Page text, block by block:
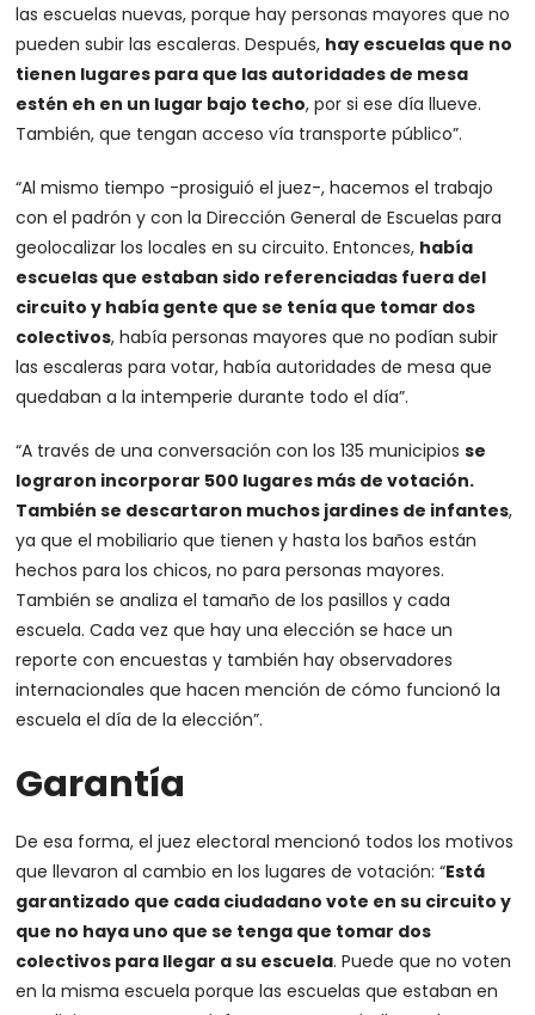
las escuelas nuevas, porque hay personas mayores que no
pueden subir las escaleras. Después, hay escuelas que no
tienen lugares para que las autoridades de mesa
estén eh en un lugar bajo techo, por si ese día llueve.
También, que tengan acceso vía transporte público”.
“Al mismo tiempo -prosiguió el juez-, hacemos el trabajo
con el padrón y con la Dirección General de Escuelas para
geolocalizar los locales en su circuito. Entonces, había
escuelas que estaban sido referenciadas fuera del
circuito y había gente que se tenía que tomar dos
colectivos, había personas mayores que no podían subir
las escaleras para votar, había autoridades de mesa que
quedaban a la intemperie durante todo el día”.
“A través de una conversación con los 135 municipiosse
lograron incorporar 500 lugares más de votación.
También se descartaron muchos jardines de infantes,
ya que el mobiliario que tienen y hasta los baños están
hechos para los chicos, no para personas mayores.
También se analiza el tamaño de los pasillos y cada
escuela. Cada vez que hay una elección se hace un
reporte con encuestas y también hay observadores
internacionales que hacen mención de cómo funcionó la
escuela el día de la elección”.
Garantía
De esa forma, el juez electoral mencionó todos los motivos
que llevaron al cambio en los lugares de votación: “Está
garantizado que cada ciudadano vote en su circuito y
que no haya uno que se tenga que tomar dos
colectivos para llegar a su escuela. Puede que no voten
en la misma escuela porque las escuelas que estaban en